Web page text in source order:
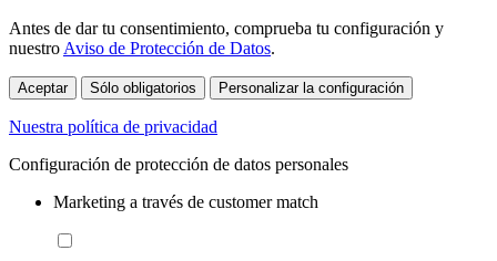
Antes de dar tu consentimiento, comprueba tu configuración y
nuestro Aviso de Protección de Datos.
Aceptar Sólo obligatorios Personalizar la configuración
Nuestra política de privacidad
Configuración de protección de datos personales
Marketing a través de customer match